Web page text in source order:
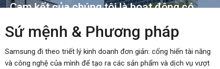
Cam kết của chúng tôi là hoạt động có
với tư cách là một công ty hàng đầu trên
toàn thế giới.
Sứ mệnh & Phương pháp
Samsung đi theo triết lý kinh doanh đơn giản: cống hiến tài năng
và công nghệ của mình để tạo ra các sản phẩm và dịch vụ vượt